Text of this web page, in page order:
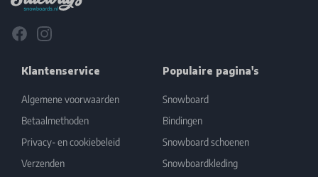
FacebookInstagram
Klantenservice
Algemene voorwaarden
Betaalmethoden
Privacy- en cookiebeleid
Verzenden
Populaire pagina's
Snowboard
Bindingen
Snowboard schoenen
Snowboardkleding